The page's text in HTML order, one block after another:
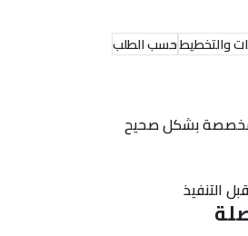
والتخطيطحسب الطلب
مخصصة بشكل صحيح
التنفيذ